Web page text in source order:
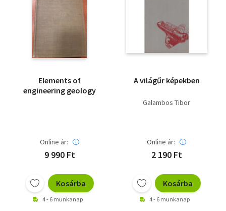
Elements of
engineering geology
Online ár:
9 990 Ft
Kosárba
4 - 6 munkanap
A világűr képekben
Galambos Tibor
Online ár:
2 190 Ft
Kosárba
4 - 6 munkanap